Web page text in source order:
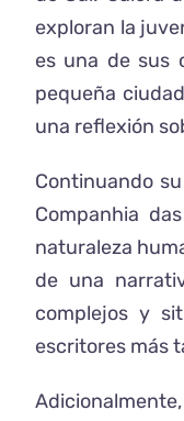
exploran la
es una de sus
pequeña
una reflexión
Continuando
Companhia
naturaleza
de una
complejos y
escritores más